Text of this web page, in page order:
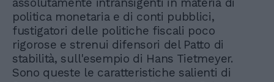
assolutamente intransigenti in materia di
politica monetaria e di conti pubblici,
fustigatori delle politiche fiscali poco
rigorose e strenui difensori del Patto di
stabilità, sull'esempio di Hans Tietmeyer.
Sono queste le caratteristiche salienti di